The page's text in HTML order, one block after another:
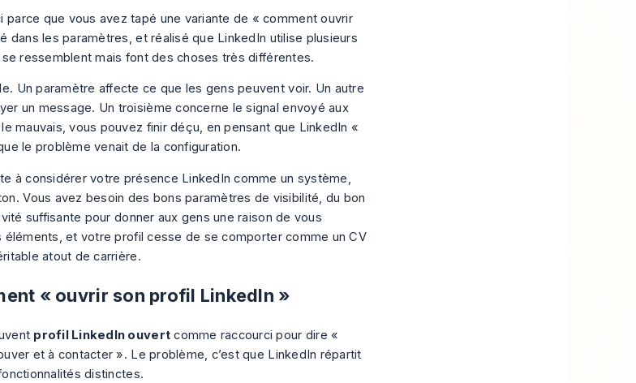
parce que vous avez tapé une variante de « comment ouvrir
dans les paramètres, et réalisé que LinkedIn utilise plusieurs
ressemblent mais font des choses très différentes.
Un paramètre affecte ce que les gens peuvent voir. Un autre
un message. Un troisième concerne le signal envoyé aux
mauvais, vous pouvez finir déçu, en pensant que LinkedIn «
le problème venait de la configuration.
à considérer votre présence LinkedIn comme un système,
Vous avez besoin des bons paramètres de visibilité, du bon
suffisante pour donner aux gens une raison de vous
éléments, et votre profil cesse de se comporter comme un CV
atout de carrière.
« ouvrir son profil LinkedIn »
profil LinkedIn ouvert comme raccourci pour dire «
et à contacter ». Le problème, c’est que LinkedIn répartit
distinctes.